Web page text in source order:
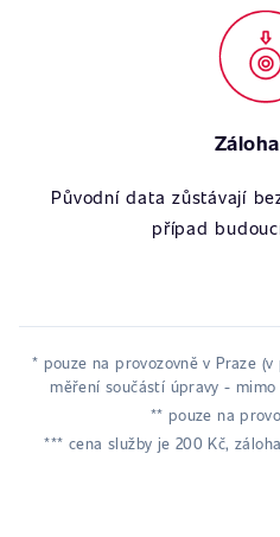
Původní data zůstávají
případ
* pouze na provozovně v Praze
měření součástí úpravy - mimo
** pouze na
*** cena služby je 200 Kč,